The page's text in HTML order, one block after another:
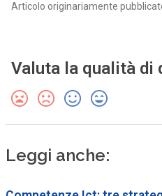
Articolo originariamente
Valuta la qualità di
Leggi anche: